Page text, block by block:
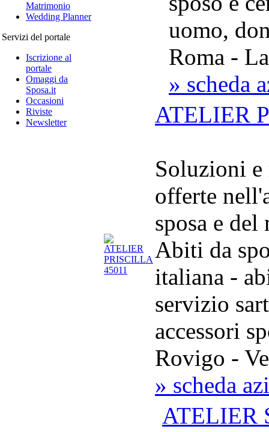
Matrimonio
Wedding Planner
Servizi del portale
Iscrizione al
portale
Omaggi da
Sposa.it
Occasioni
Riviste
Newsletter
uomo,
Roma -
» scheda
ATELIER
Soluzioni e
offerte
sposa e
Abiti da
italiana -
servizio
accessori
Rovigo -
» scheda
ATELIER